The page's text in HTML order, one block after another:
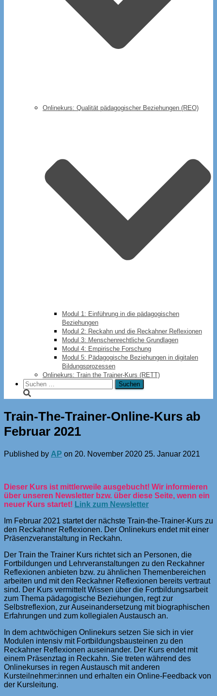
Onlinekurs: Qualität pädagogischer Beziehungen (REO)
Modul 1: Einführung in die pädagogischen
Beziehungen
Modul 2: Reckahn und die Reckahner Reflexionen
Modul 3: Menschenrechtliche Grundlagen
Modul 4: Empirische Forschung
Modul 5: Pädagogische Beziehungen in digitalen
Bildungsprozessen
Onlinekurs: Train the Trainer-Kurs (RETT)
Suchen
nach:
Train-The-Trainer-Online-Kurs ab
Februar 2021
Published by AP on 20. November 2020 25. Januar 2021
Dieser Kurs ist mittlerweile ausgebucht! Wir informieren
über unseren Newsletter bzw. über diese Seite, wenn ein
neuer Kurs startet! Link zum Newsletter
Im Februar 2021 startet der nächste Train-the-Trainer-Kurs zu
den Reckahner Reflexionen. Der Onlinekurs endet mit einer
Präsenzveranstaltung in Reckahn.
Der Train the Trainer Kurs richtet sich an Personen, die
Fortbildungen und Lehrveranstaltungen zu den Reckahner
Reflexionen anbieten bzw. zu ähnlichen Themenbereichen
arbeiten und mit den Reckahner Reflexionen bereits vertraut
sind. Der Kurs vermittelt Wissen über die Fortbildungsarbeit
zum Thema pädagogische Beziehungen, regt zur
Selbstreflexion, zur Auseinandersetzung mit biographischen
Erfahrungen und zum kollegialen Austausch an.
In dem achtwöchigen Onlinekurs setzen Sie sich in vier
Modulen intensiv mit Fortbildungsbausteinen zu den
Reckahner Reflexionen auseinander. Der Kurs endet mit
einem Präsenztag in Reckahn. Sie treten während des
Onlinekurses in regen Austausch mit anderen
Kursteilnehmer:innen und erhalten ein Online-Feedback von
der Kursleitung.